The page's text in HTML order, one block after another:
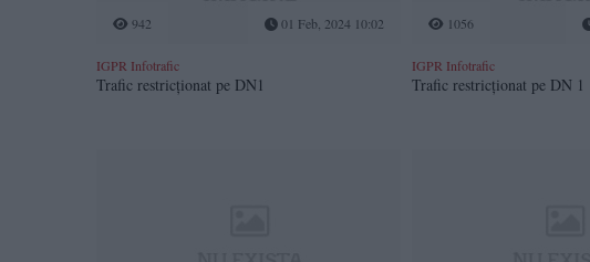
942 01 Feb, 2024 10:02
IGPR Infotrafic
Trafic restricționat pe DN1
1056
IGPR Infotrafic
Trafic restricționat pe DN 1